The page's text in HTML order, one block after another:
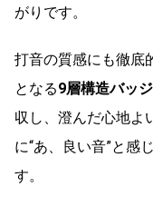
がりです。
打音の質感にも徹底
となる9層構造バッジ
収し、澄んだ心地よ
に“あ、良い音”と感
す。